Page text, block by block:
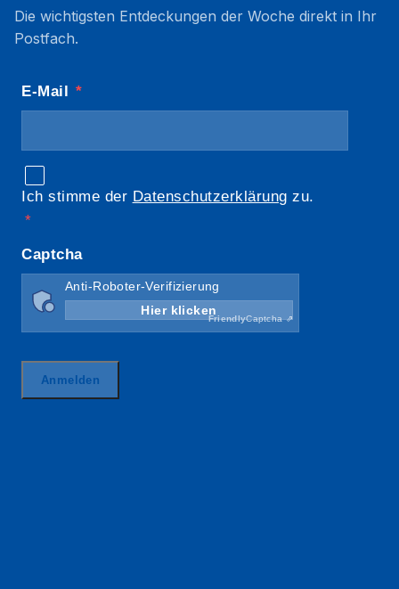
Die wichtigsten Entdeckungen der Woche direkt in Ihr
Postfach.